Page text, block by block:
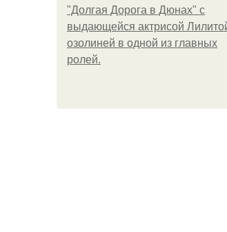
"Долгая Дорога в Дюнах" с
выдающейся актрисой
озолиней в одной из главных
ролей.